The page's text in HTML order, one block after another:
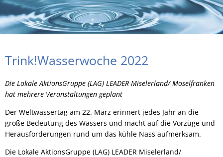
Trink!Wasserwoche 2022
Die Lokale AktionsGruppe (LAG) LEADER Miselerland/ Moselfranken
hat mehrere Veranstaltungen geplant
Der Weltwassertag am 22. März erinnert jedes Jahr an die
große Bedeutung des Wassers und macht auf die Vorzüge und
Herausforderungen rund um das kühle Nass aufmerksam.
Die Lokale AktionsGruppe (LAG) LEADER Miselerland/